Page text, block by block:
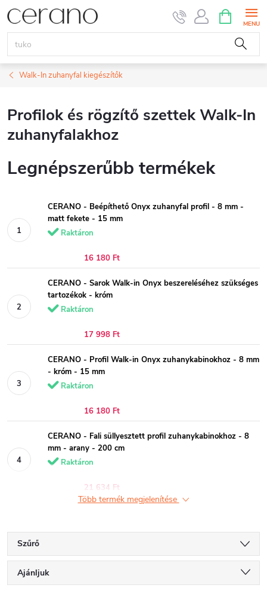
Ugrás
KOSÁR
Walk-In zuhanyfal kiegészítők
Profilok és rögzítő szettek Walk-In
zuhanyfalakhoz
Legnépszerűbb termékek
CERANO - Beépíthető Onyx zuhanyfal profil - 8 mm -
matt fekete - 15 mm
Raktáron
16 180 Ft
CERANO - Sarok Walk-in Onyx beszereléséhez szükséges
tartozékok - króm
Raktáron
17 998 Ft
CERANO - Profil Walk-in Onyx zuhanykabinokhoz - 8 mm
- króm - 15 mm
Raktáron
16 180 Ft
CERANO - Fali süllyesztett profil zuhanykabinokhoz - 8
mm - arany - 200 cm
Raktáron
21 634 Ft
Több termék megjelenítése
Szűrő
Ajánljuk